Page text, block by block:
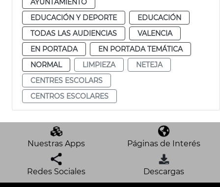
EDUCACIÓN Y DEPORTE
EDUCACIÓN
TODAS LAS AUDIENCIAS
VALENCIA
EN PORTADA
EN PORTADA TEMÁTICA
NORMAL
LIMPIEZA
NETEJA
CENTRES ESCOLARS
CENTROS ESCOLARES
Nuestras Apps Páginas de Interés
Redes Sociales Descargas